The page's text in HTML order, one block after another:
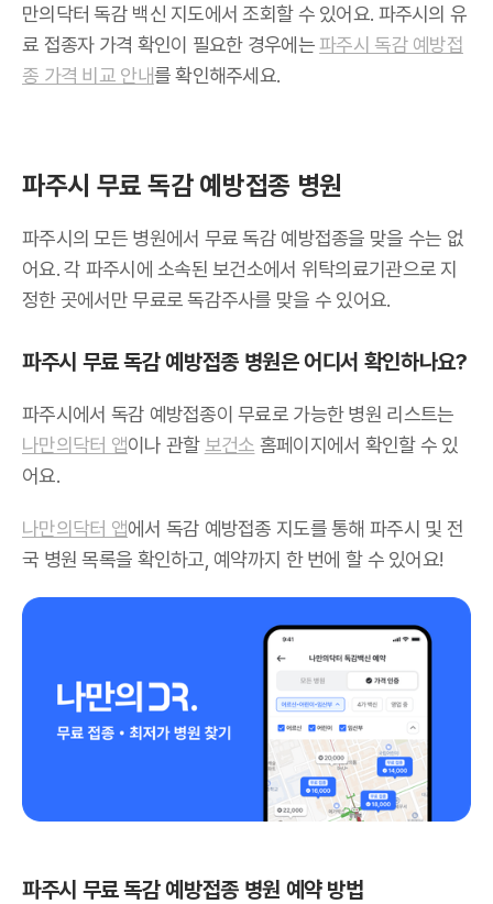
만의닥터 독감 백신 지도에서 조회할 수 있어요. 파주시의 유
료 접종자 가격 확인이 필요한 경우에는 파주시 독감 예방접
종 가격 비교 안내를 확인해주세요.
파주시 무료 독감 예방접종 병원
파주시의 모든 병원에서 무료 독감 예방접종을 맞을 수는 없
어요. 각 파주시에 소속된 보건소에서 위탁의료기관으로 지
정한 곳에서만 무료로 독감주사를 맞을 수 있어요.
파주시 무료 독감 예방접종 병원은 어디서 확인하나요?
파주시에서 독감 예방접종이 무료로 가능한 병원 리스트는
나만의닥터 앱이나 관할보건소 홈페이지에서 확인할 수 있
어요.
나만의닥터 앱에서 독감 예방접종 지도를 통해 파주시 및 전
국 병원 목록을 확인하고, 예약까지 한 번에 할 수 있어요!
파주시 무료 독감 예방접종 병원 예약 방법